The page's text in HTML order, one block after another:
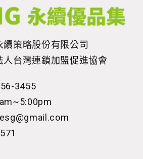
策略股份有限公司
人台灣連鎖加盟促進協會
3455